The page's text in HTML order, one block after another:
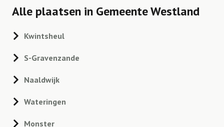
Alle plaatsen in Gemeente Westland
Kwintsheul
S-Gravenzande
Naaldwijk
Wateringen
Monster